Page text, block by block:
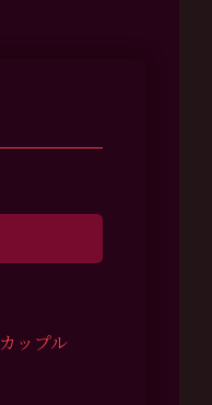
カップル